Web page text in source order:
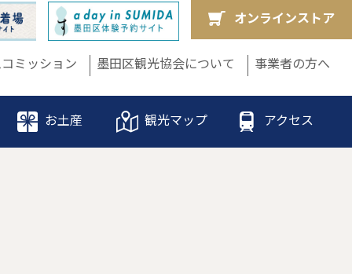
オンラインストア
ミッション 墨田区観光協会について 事業者の方へ
お土産 観光マップ アクセス